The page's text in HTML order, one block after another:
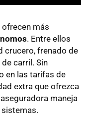
más
. Entre ellos
crucero, frenado de
carril. Sin
en las tarifas de
extra que ofrezca
maneja